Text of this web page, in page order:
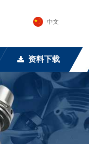
끂 资料下载
中文